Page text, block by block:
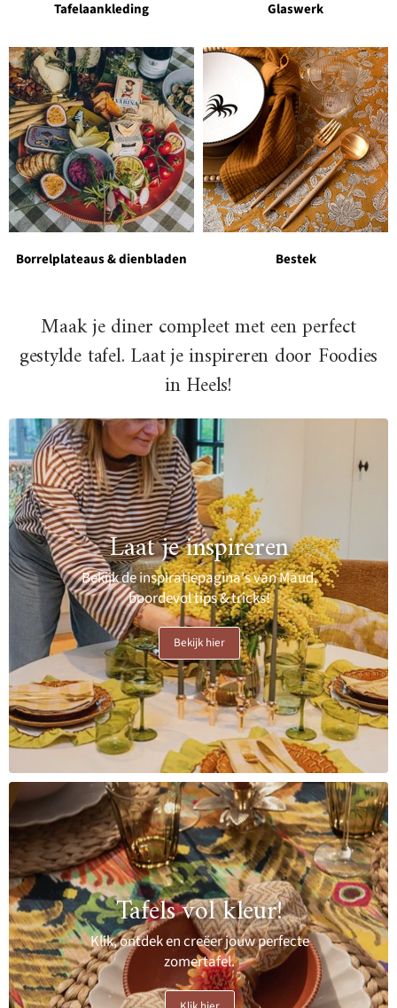
Tafelaankleding Glaswerk
Borrelplateaus & dienbladen Bestek
Maak je diner compleet met een perfect
gestylde tafel. Laat je inspireren door Foodies
in Heels!
Laat je inspireren
Bekijk de inspiratiepagina's van Maud,
boordevol tips & tricks!
Bekijk hier
Tafels vol kleur!
Klik, ontdek en creëer jouw perfecte
zomertafel.